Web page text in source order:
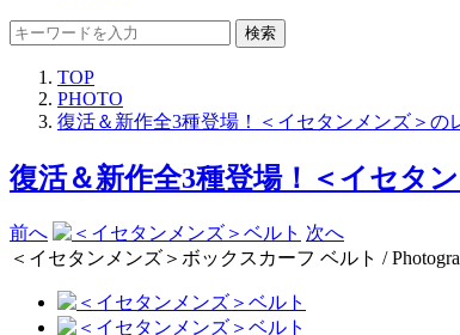
検索
TOP
PHOTO
復活＆新作全3種登場！＜イセタンメンズ＞
復活＆新作全3種登場！＜イセタ
前へ
次へ
＜イセタンメンズ＞ボックスカーフ ベルト /